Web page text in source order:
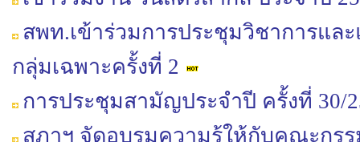
สพท.เข้าร่วมการประชุมวิชาการแล
กลุ่มเฉพาะครั้งที่ 2
การประชุมสามัญประจำปี ครั้งที่ 30/
สภาฯ จัดอบรมความรู้ให้กับคณะกร